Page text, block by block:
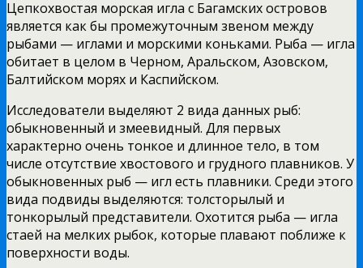
Цепкохвостая морская игла с Багамских островов
является как бы промежуточным звеном между
рыбами — иглами и морскими коньками. Рыба — игла
обитает в целом в Черном, Аральском, Азовском,
Балтийском морях и Каспийском.
Исследователи выделяют 2 вида данных рыб:
обыкновенный и змеевидный. Для первых
характерно очень тонкое и длинное тело, в том
числе отсутствие хвостового и грудного плавников. У
обыкновенных рыб — игл есть плавники. Среди этого
вида подвиды выделяются: толсторылый и
тонкорылый представители. Охотится рыба — игла
стаей на мелких рыбок, которые плавают поближе к
поверхности воды.